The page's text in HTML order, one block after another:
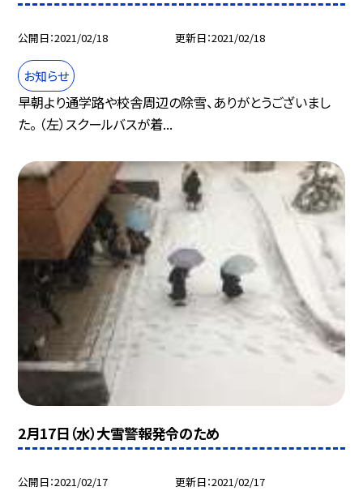
公開日 2021/02/18 更新日 2021/02/18
お知らせ
早朝より通学路や校舎周辺の除雪、ありがとうございまし
た。 （左）スクールバスが着...
2月17日（水）大雪警報発令のため
公開日 2021/02/17 更新日 2021/02/17